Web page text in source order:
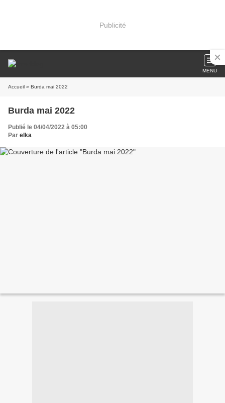
Publicité
MENU
Accueil » Burda mai 2022
Burda mai 2022
Publié le 04/04/2022 à 05:00
Par elka